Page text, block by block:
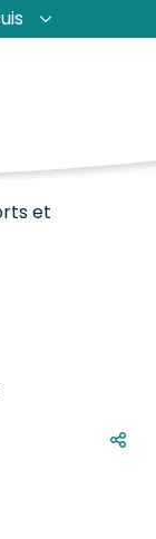
et